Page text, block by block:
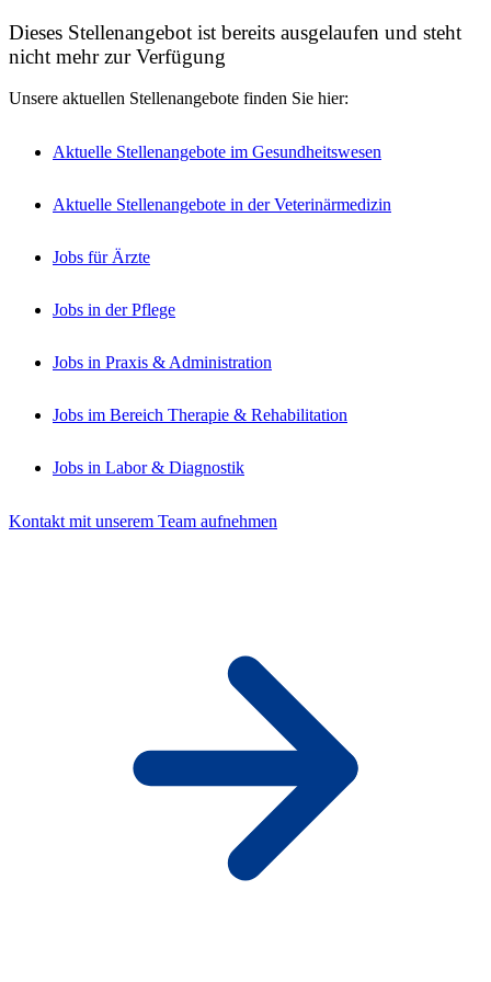
Dieses Stellenangebot ist bereits ausgelaufen und steht
nicht mehr zur Verfügung
Unsere aktuellen Stellenangebote finden Sie hier:
Aktuelle Stellenangebote im Gesundheitswesen
Aktuelle Stellenangebote in der Veterinärmedizin
Jobs für Ärzte
Jobs in der Pflege
Jobs in Praxis & Administration
Jobs im Bereich Therapie & Rehabilitation
Jobs in Labor & Diagnostik
Kontakt mit unserem Team aufnehmen